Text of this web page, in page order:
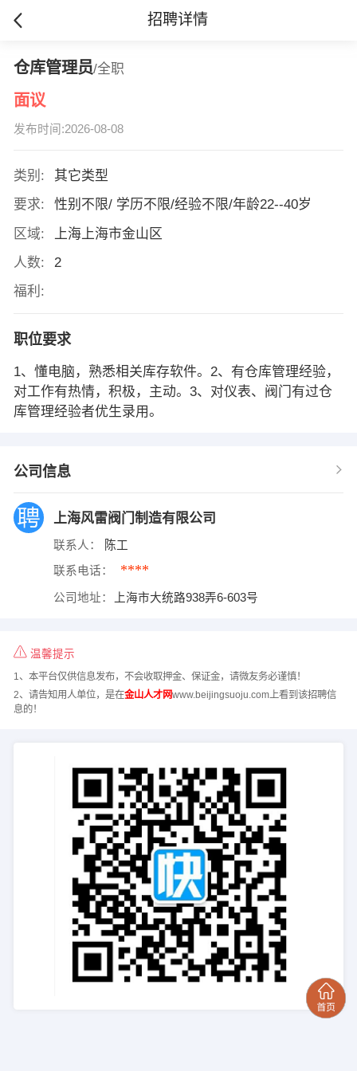
招聘详情
仓库管理员/全职
面议
发布时间:2026-08-08
类别:
其它类型
要求:
性别不限/ 学历不限/经验不限/年龄22--40岁
区域:
上海上海市金山区
人数:
2
福利:
职位要求
1、懂电脑，熟悉相关库存软件。2、有仓库管理经验，
对工作有热情，积极，主动。3、对仪表、阀门有过仓
库管理经验者优生录用。
公司信息
上海风雷阀门制造有限公司
联系人： 陈工
联系电话： ****
公司地址： 上海市大统路938弄6-603号
温馨提示
1、本平台仅供信息发布，不会收取押金、保证金，请微友务必谨慎！
2、请告知用人单位，是在金山人才网www.beijingsuoju.com上看到该招聘信
息的！